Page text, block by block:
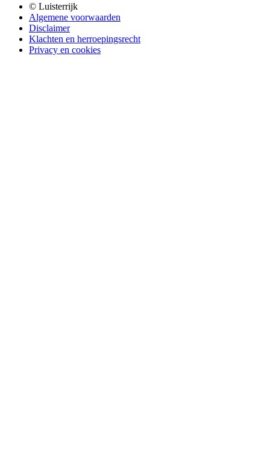
© Luisterrijk
Algemene voorwaarden
Disclaimer
Klachten en herroepingsrecht
Privacy en cookies